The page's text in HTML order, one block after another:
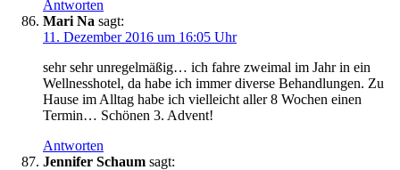
Antworten
Mari Na sagt:
11. Dezember 2016 um 16:05 Uhr
sehr sehr unregelmäßig… ich fahre zweimal im Jahr in ein
Wellnesshotel, da habe ich immer diverse Behandlungen. Zu
Hause im Alltag habe ich vielleicht aller 8 Wochen einen
Termin… Schönen 3. Advent!
Antworten
Jennifer Schaum sagt: